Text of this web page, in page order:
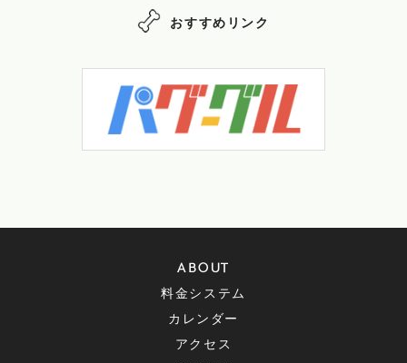
おすすめリンク
ABOUT
料金システム
カレンダー
アクセス